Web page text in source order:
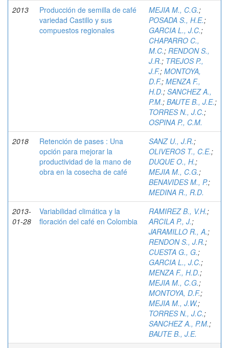
2013
Producción de semilla de café
variedad Castillo y sus
compuestos regionales
MEJIA M., C.G.;
POSADA S., H.E.;
GARCIA L., J.C.;
CHAPARRO C.,
M.C.; RENDON S.,
J.R.; TREJOS P.,
J.F.; MONTOYA,
D.F.; MENZA F.,
H.D.; SANCHEZ A.,
P.M.; BAUTE B., J.E.;
TORRES N., J.C.;
OSPINA P., C.M.
2018
Retención de pases : Una
opción para mejorar la
productividad de la mano de
obra en la cosecha de café
SANZ U., J.R.;
OLIVEROS T., C.E.;
DUQUE O., H.;
MEJIA M., C.G.;
BENAVIDES M., P.;
MEDINA R., R.D.
2013-
01-28
Variabilidad climática y la
floración del café en Colombia
RAMIREZ B., V.H.;
ARCILA P., J.;
JARAMILLO R., A.;
RENDON S., J.R.;
CUESTA G., G.;
GARCIA L., J.C.;
MENZA F., H.D.;
MEJIA M., C.G.;
MONTOYA, D.F.;
MEJIA M., J.W.;
TORRES N., J.C.;
SANCHEZ A., P.M.;
BAUTE B., J.E.